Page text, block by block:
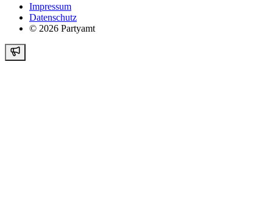
Impressum
Datenschutz
© 2026 Partyamt